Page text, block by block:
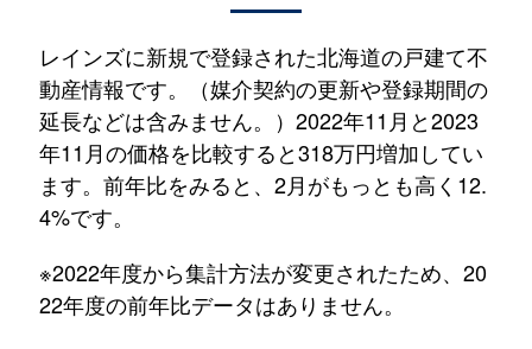
レインズに新規で登録された北海道の戸建て不
動産情報です。（媒介契約の更新や登録期間の
延長などは含みません。）2022年11月と2023
年11月の価格を比較すると318万円増加してい
ます。前年比をみると、2月がもっとも高く12.
4%です。
※2022年度から集計方法が変更されたため、20
22年度の前年比データはありません。